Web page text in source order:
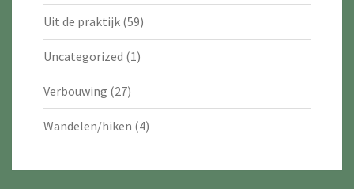
Uit de praktijk (59)
Uncategorized (1)
Verbouwing (27)
Wandelen/hiken (4)